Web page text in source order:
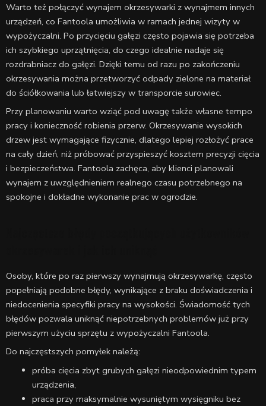
Warto też połączyć wynajem okrzesywarki z wynajmem innych
urządzeń, co Fantoola umożliwia w ramach jednej wizyty w
wypożyczalni. Po przycięciu gałęzi często pojawia się potrzeba
ich szybkiego uprzątnięcia, do czego idealnie nadaje się
rozdrabniacz do gałęzi. Dzięki temu od razu po zakończeniu
okrzesywania można przetworzyć odpady zielone na materiał
do ściółkowania lub łatwiejszy w transporcie surowiec.
Przy planowaniu warto wziąć pod uwagę także własne tempo
pracy i konieczność robienia przerw. Okrzesywanie wysokich
drzew jest wymagające fizycznie, dlatego lepiej rozłożyć prace
na cały dzień, niż próbować przyspieszyć kosztem precyzji cięcia
i bezpieczeństwa. Fantoola zachęca, aby klienci planowali
wynajem z uwzględnieniem realnego czasu potrzebnego na
spokojne i dokładne wykonanie prac w ogrodzie.
Osoby, które po raz pierwszy wynajmują okrzesywarkę, często
popełniają podobne błędy, wynikające z braku doświadczenia i
niedocenienia specyfiki pracy na wysokości. Świadomość tych
błędów pozwala uniknąć niepotrzebnych problemów już przy
pierwszym użyciu sprzętu z wypożyczalni Fantoola.
Do najczęstszych pomyłek należą:
próba cięcia zbyt grubych gałęzi nieodpowiednim typem
urządzenia,
praca przy maksymalnie wysuniętym wysięgniku bez